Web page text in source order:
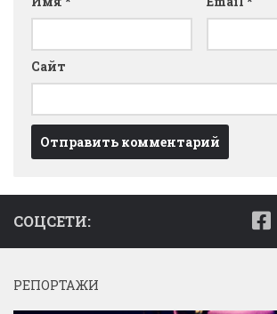
Сайт
СОЦСЕТИ:
РЕПОРТАЖИ